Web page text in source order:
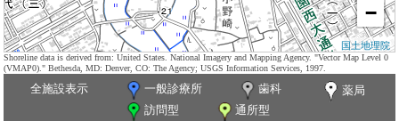
−
国土地理院
Shoreline data is derived from: United States. National Imagery and Mapping Agency. "Vector Map Level 0
(VMAP0)." Bethesda, MD: Denver, CO: The Agency; USGS Information Services, 1997.
全施設表示 一般診療所 歯科
薬局
訪問型
通所型